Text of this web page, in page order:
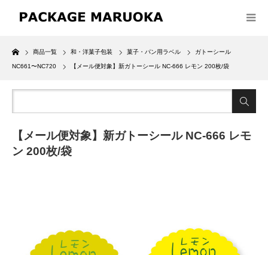
Home
商品一覧 和・洋菓子包装 菓子・パン用ラベル ガトーシール
NC661〜NC720 【メール便対象】新ガトーシール NC-666 レモン 200枚/袋
【メール便対象】新ガトーシール NC-666 レモ
ン 200枚/袋